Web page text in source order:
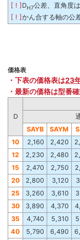
[ ! ] DH7公差、直角度
[ ! ]かん合する軸の公
価格表
・下表の価格表は23
・最新の価格は型番
D
SAYB
SAYM
10
2,160 2,420
12
2,230 2,480
15
2,470 2,750
20 2,800 3,120
25
3,260 3,610
30
3,890 4,370
35
4,740 5,310
40 5,790 6,490